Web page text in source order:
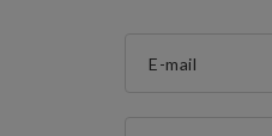
E-mail